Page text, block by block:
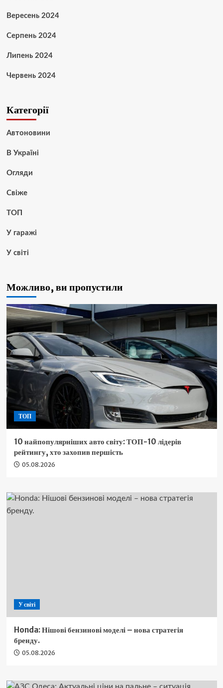
Вересень 2024
Серпень 2024
Липень 2024
Червень 2024
Категорії
Автоновини
В Україні
Огляди
Свіже
ТОП
У гаражі
У світі
Можливо, ви пропустили
ТОП
10 найпопулярніших авто світу: ТОП-10 лідерів
рейтингу, хто захопив першість
05.08.2026
У світі
Honda: Нішові бензинові моделі – нова стратегія
бренду.
05.08.2026